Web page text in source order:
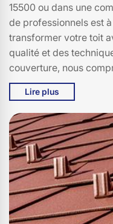
15500 ou dans une
de professionnels est
transformer votre toit
qualité et des
couverture, nous
présentent les toitures
nous offrons des
spécifiques, que ce
ou des rénovations
pro couverture pour
qui résistera aux
apportera tranquillité
aujourd'hui pour un
pourquoi tant de
nous ont déjà choisis
Lire plus